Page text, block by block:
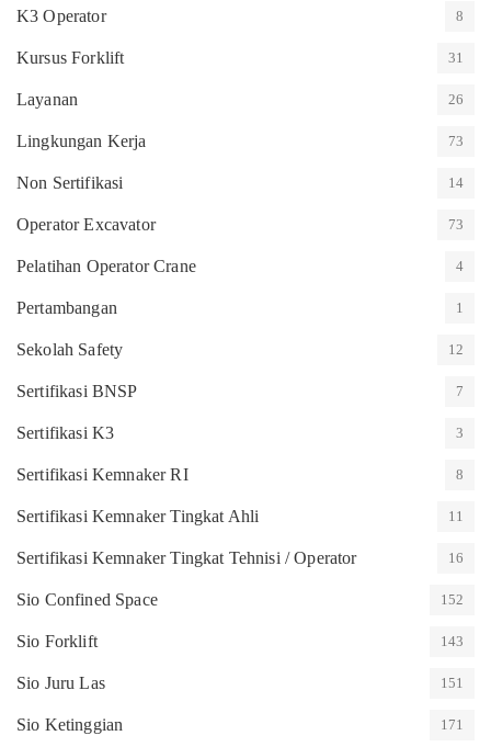
K3 Operator 8
Kursus Forklift 31
Layanan 26
Lingkungan Kerja 73
Non Sertifikasi 14
Operator Excavator 73
Pelatihan Operator Crane 4
Pertambangan 1
Sekolah Safety 12
Sertifikasi BNSP 7
Sertifikasi K3 3
Sertifikasi Kemnaker RI 8
Sertifikasi Kemnaker Tingkat Ahli 11
Sertifikasi Kemnaker Tingkat Tehnisi / Operator 16
Sio Confined Space 152
Sio Forklift 143
Sio Juru Las 151
Sio Ketinggian 171